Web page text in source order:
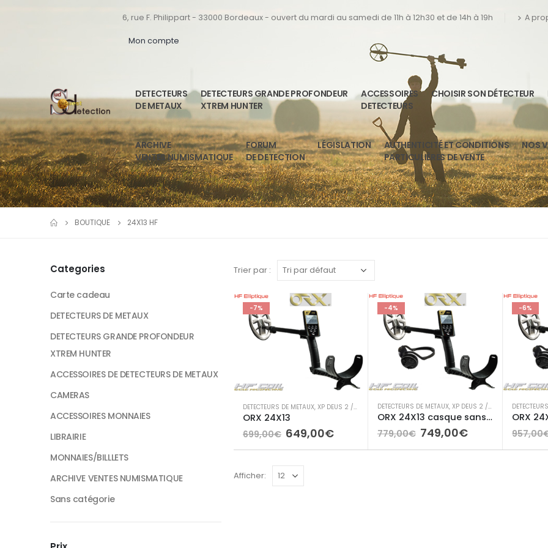
6, rue F. Philippart - 33000 Bordeaux - ouvert du mardi au samedi de 11h à 12h30 et de 14h à 19h A
Mon compte
DETECTEURS
DE METAUX
DETECTEURS GRANDE PROFONDEUR
XTREM HUNTER
ACCESSOIRES
DETECTEURS
CHOISIR SON DÉTECTEUR
ARCHIVE
VENTES NUMISMATIQUE
FORUM
DE DETECTION
LÉGISLATION
AUTHENTICITÉ ET CONDITIONS
PARTICULIÈRES DE VENTE
NOS
BOUTIQUE 24X13 HF
Trier par :
-7%
DETECTEURS DE METAUX, XP DEUS 2 / ICON / ICON X /ORX
ORX 24X13
699,00€ Le
initial
était :
699,00€.
649,00€Le
actuel
-4%
DETECTEURS DE METAUX, XP DEUS 2 / ICON / ICON X /ORX
ORX 24X13 casque sans fil
779,00€ Le
initial
749,00€Le
actuel
-6%
957,00
Afficher:
Categories
Carte cadeau
DETECTEURS DE METAUX
DETECTEURS GRANDE PROFONDEUR
XTREM HUNTER
ACCESSOIRES DE DETECTEURS DE METAUX
CAMERAS
ACCESSOIRES MONNAIES
LIBRAIRIE
MONNAIES/BILLLETS
ARCHIVE VENTES NUMISMATIQUE
Sans catégorie